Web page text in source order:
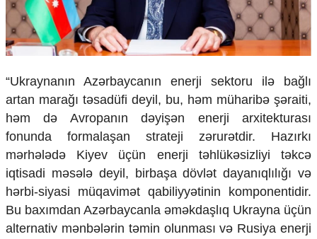
Cəmiyyət
Crossmedia.az - 1 yaş
Siyasət
Məhkəmə və hüquq
Ekologiya
Zəfər - 5
Gənclər və İdman
Media və QHT
Hadisə
Sağlamlıq
Sosium
Mənəvi dəyərlər
Texnologiya
Mətbuat-150
​“Ukraynanın Azərbaycanın enerji sektoru ilə bağlı
artan marağı təsadüfi deyil, bu, həm müharibə şəraiti,
həm də Avropanın dəyişən enerji arxitekturası
fonunda formalaşan strateji zərurətdir. Hazırkı
mərhələdə Kiyev üçün enerji təhlükəsizliyi təkcə
iqtisadi məsələ deyil, birbaşa dövlət dayanıqlılığı və
hərbi-siyasi müqavimət qabiliyyətinin komponentidir.
Bu baxımdan Azərbaycanla əməkdaşlıq Ukrayna üçün
alternativ mənbələrin təmin olunması və Rusiya enerji